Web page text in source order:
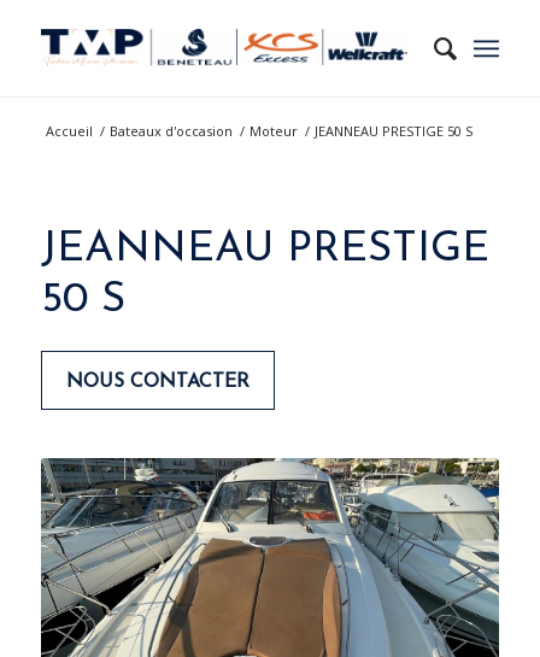
Accueil / Bateaux d'occasion / Moteur / JEANNEAU PRESTIGE 50 S
JEANNEAU PRESTIGE
50 S
NOUS CONTACTER